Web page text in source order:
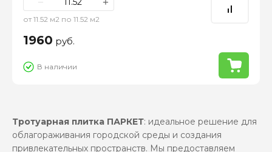
от 11.52 м2 по 11.52 м2
1960 руб.
В наличии
Тротуарная плитка ПАРКЕТ: идеальное решение для
облагораживания городской среды и создания
привлекательных пространств. Мы предоставляем